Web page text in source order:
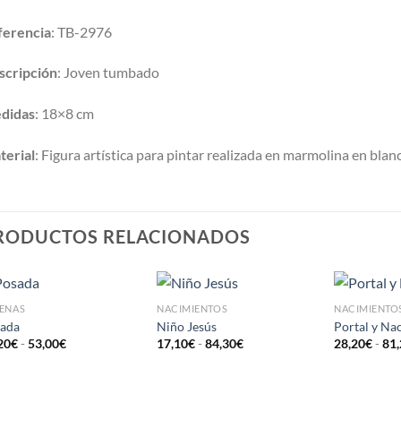
: TB-2976
: Joven tumbado
: 18×8 cm
: Figura artística para pintar realizada en marmolina en
RELACIONADOS
€- 53,00€
NACIMIENTOS
Niño Jesús
17,10€- 84,30€
Portal y
28,20€-